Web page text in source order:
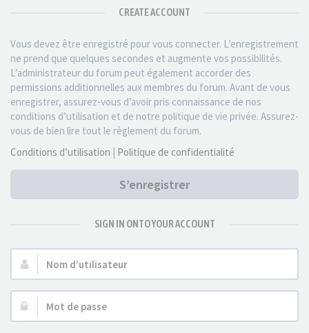
CREATE ACCOUNT
Vous devez être enregistré pour vous connecter. L’enregistrement
ne prend que quelques secondes et augmente vos possibilités.
L’administrateur du forum peut également accorder des
permissions additionnelles aux membres du forum. Avant de vous
enregistrer, assurez-vous d’avoir pris connaissance de nos
conditions d’utilisation et de notre politique de vie privée. Assurez-
vous de bien lire tout le règlement du forum.
Conditions d’utilisation | Politique de confidentialité
S’enregistrer
SIGN IN ONTO YOUR ACCOUNT
Nom
d’utilisateur :
Mot
de